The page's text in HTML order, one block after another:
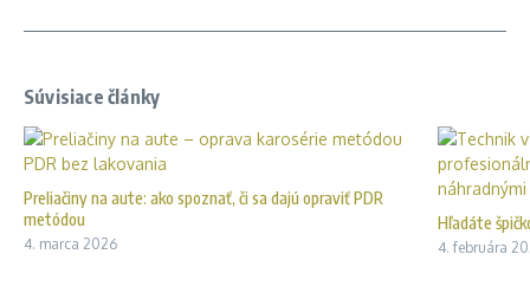
Súvisiace články
Preliačiny na aute: ako spoznať, či sa dajú opraviť PDR
metódou
4. marca 2026
Hľadáte
4. februára